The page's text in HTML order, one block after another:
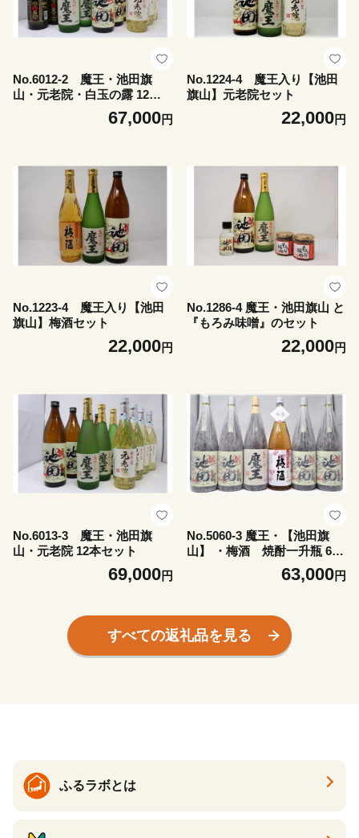
No.6012-2 魔王・池田旗
山・元老院・白玉の露 12本
67,000円
No.1224-4 魔王入り【池田
旗山】元老院セット
22,000円
No.1223-4 魔王入り【池田
旗山】梅酒セット
22,000円
No.1286-4 魔王・池田旗山 と
『もろみ味噌』のセット
22,000円
No.6013-3 魔王・池田旗
山・元老院 12本セット
69,000円
No.5060-3 魔王・【池田旗
山】 ・梅酒 焼酎一升瓶 6本
63,000円
すべての返礼品を見る
ふるラボとは